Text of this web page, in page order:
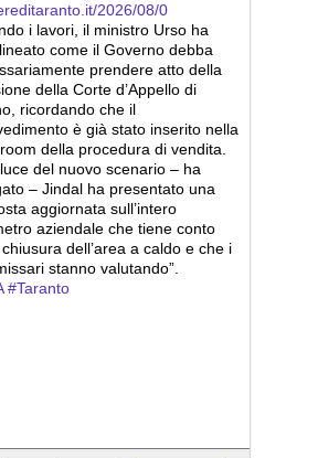
2026/08/0
i lavori, il ministro Urso ha
come il Governo debba
prendere atto della
della Corte d’Appello di
ricordando che il
è già stato inserito nella
della procedura di vendita.
luce del nuovo scenario – ha
– Jindal ha presentato una
aggiornata sull’intero
aziendale che tiene conto
dell’area a caldo e che i
stanno valutando”.
#Taranto